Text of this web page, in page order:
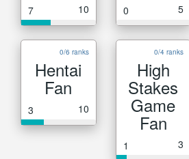
7 10 0 5
0/6 ranks
Hentai
Fan
3 10
0/4 ranks
High
Stakes
Game
Fan
1 3